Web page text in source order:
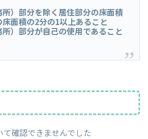
）部分を除く居住部分の床面積
面積の2分の1以上あること
）部分が自己の使用であること
確認できませんでした